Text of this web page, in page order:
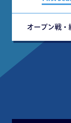
オープン戦・